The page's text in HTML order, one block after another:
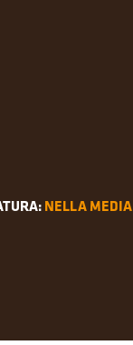
NELLA MEDIA